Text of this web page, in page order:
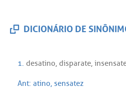
DICIONÁRIO DE
1. desatino, disparate,
Ant: atino, sensatez